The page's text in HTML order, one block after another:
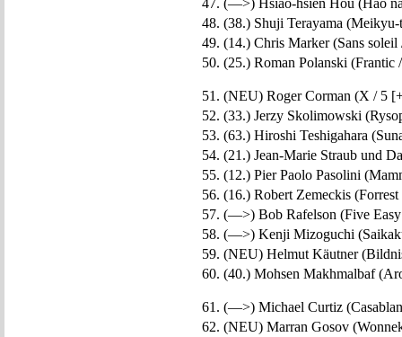
47. (—>) Hsiao-hsien Hou (Hao
48. (38.) Shuji Terayama
49. (14.) Chris Marker (Sans
50. (25.) Roman Polanski (Frantic
51. (NEU) Roger Corman (X / 5
52. (33.) Jerzy Skolimowski
53. (63.) Hiroshi Teshigahara
54. (21.) Jean-Marie Straub und
55. (12.) Pier Paolo Pasolini
56. (16.) Robert Zemeckis
57. (—>) Bob Rafelson (Five
58. (—>) Kenji Mizoguchi
59. (NEU) Helmut Käutner
60. (40.) Mohsen Makhmalbaf
61. (—>) Michael Curtiz
62. (NEU) Marran Gosov